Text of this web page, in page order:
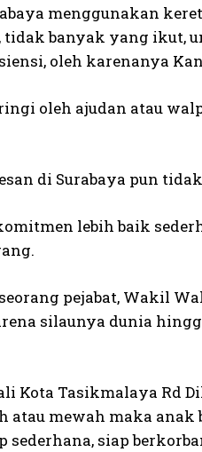
menggunakan
tidak banyak yang
oleh karenanya
oleh ajudan atau
di Surabaya pun
lebih baik
pejabat, Wakil
silaunya dunia
Kota Tasikmalaya Rd
mewah maka anak
siap